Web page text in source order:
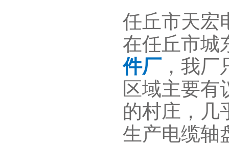
任丘市天宏
在任丘市城
件厂 ，我
区域主要有
的村庄，几
生产电缆轴